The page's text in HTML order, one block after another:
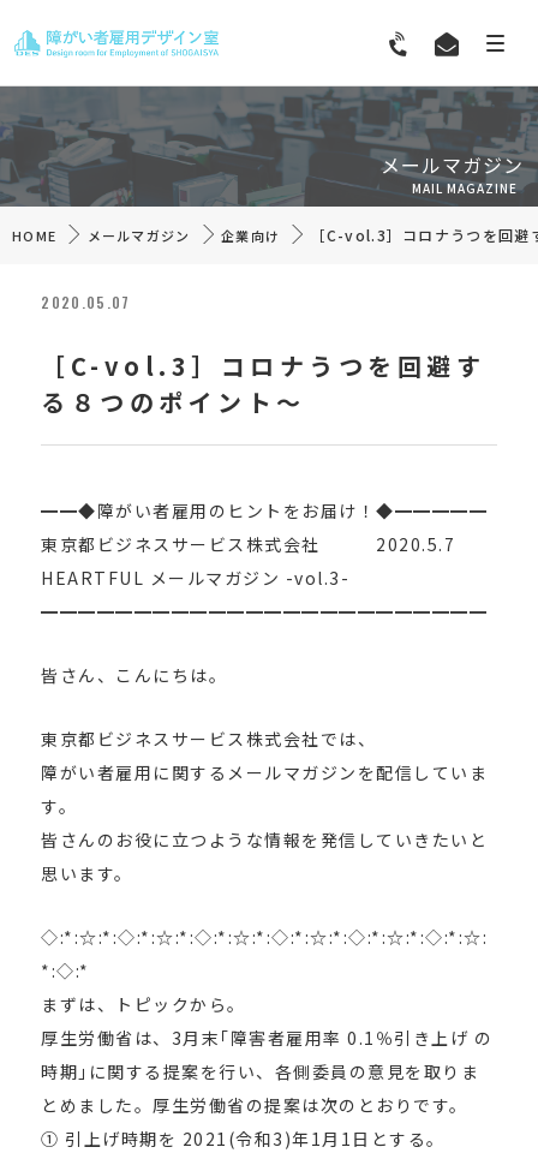
メールマガジン
MAIL MAGAZINE
HOME メールマガジン 企業向け ［C-vol.3］コロナうつを回避
2020.05.07
［C-vol.3］コロナうつを回避す
る８つのポイント～
━━◆障がい者雇用のヒントをお届け！◆━━━━━
東京都ビジネスサービス株式会社 2020.5.7
HEARTFUL メールマガジン -vol.3-
━━━━━━━━━━━━━━━━━━━━━━━━
皆さん、こんにちは。
東京都ビジネスサービス株式会社では、
障がい者雇用に関するメールマガジンを配信していま
す。
皆さんのお役に立つような情報を発信していきたいと
思います。
◇:*:☆:*:◇:*:☆:*:◇:*:☆:*:◇:*:☆:*:◇:*:☆:*:◇:*:☆:
*:◇:*
まずは、トピックから。
厚生労働省は、3月末｢障害者雇用率 0.1％引き上げ の
時期｣に関する提案を行い、各側委員の意見を取りま
とめました。厚生労働省の提案は次のとおりです。
① 引上げ時期を 2021(令和3)年1月1日とする。